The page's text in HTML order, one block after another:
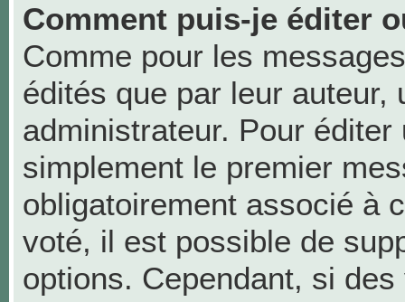
Comment puis-je éditer
Comme pour les
édités que par leur auteur,
administrateur. Pour
simplement le premier
obligatoirement associé à
voté, il est possible de
options. Cependant, si